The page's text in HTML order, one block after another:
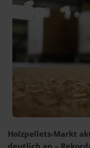
Holzpellets-Markt